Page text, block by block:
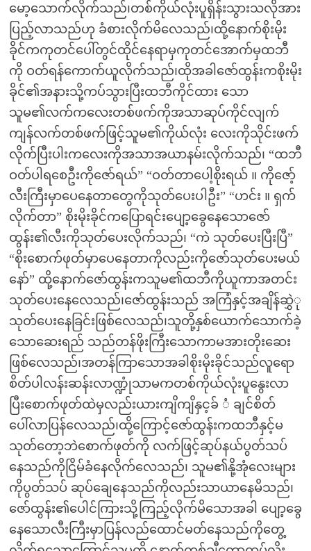
မော့သောက်လိုက်သည်၊တစ်ကိုယ်လုံးပူရှိန်းသွားသလိုအား
ပြည့်လာသည်ဟု ခံစားလိုက်မိလေသည်၊ထို့နောက်စိုးမိုး
ခိုင်ကကုတင်ပေါ်တွင်ထိုင်နေရာမှကုတင်အောက်မှထဘီ
ကို ဝတ်ရန်ကောက်ယူလိုက်သည်၊ထိုအခါဇော်ထွန်းကစိုးမိုး
ခိုင်၏အနားသို့ကပ်သွားပြီးထဘီကိုင်ထား သော
သူမ၏လက်ကလေးတစ်ဖက်ကိုအသာဆုပ်ကိုင်လျက်
ကျန်လက်တစ်ဖက်ဖြင့်သူမ၏ကိုယ်လုံး လေးကိုသိုင်းဖက်
လိုက်ပြီးပါးကလေးကိုအသာအယာနမ်းလိုက်သည်၊ “ထဘီ
ဝတ်ပါရစေဦးကိုဇော်ရယ်” “ဝတ်တာပေါ့စိုးရယ် ။ ကိုဇော့်
လီးကြီးမှာပေနေတာတွေကိုသုတ်ပေးပါဦး” “ဟင်း ။ ရှက်
လိုက်တာ” စိုးမိုးခိုင်ကပြောရင်းပျော့ခွေနေသောဇော်
ထွန်း၏လီးကိုသုတ်ပေးလိုက်သည်၊ “ကဲ သုတ်ပေးပြီးပြီ”
“စိုးစောက်ဖုတ်မှာပေနေတာကိုလည်းကိုဇော်သုတ်ပေးမယ်
နော်” ထို့နောက်ဇော်ထွန်းကသူမ၏ထဘီကိုယူကာအတင်း
သုတ်ပေးနေလေသည်၊ဇော်ထွန်းသည် အကြံနှင့်အချိန်ဆွှဲု
သုတ်ပေးနေခြင်းဖြစ်လေသည်၊သူတို့နှစ်ယောက်သောက်ခဲ့
သောဆေးရည် သည်တန်ဖိုးကြီးသောကာမအားတိုးဆေး
ဖြစ်လေသည်၊အတန်ကြာသောအခါစိုးမိုးခိုင်သည်လူရော
စိတ်ပါလန်းဆန်းလာဏ္ဍုံသာမကတစ်ကိုယ်လုံးပူနွေးလာ
ပြီးစောက်ဖုတ်ထဲမှလည်းယားကျိကျိနှင့ခ် ံ ချင်စိတ်
ပေါ်လာပြန်လေသည်၊ထို့ကြောင့်ဇော်ထွန်းကထဘီနှင့်မ
သုတ်တော့ဘဲစောက်ဖုတ်ကို လက်ဖြင့်ဆုပ်နယ်ပွတ်သပ်
နေသည်ကိုငြိမ်ခံနေလိုက်လေသည်၊ သူမ၏နို့အုံလေးများ
ကိုပွတ်သပ် ဆုပ်ချေနေသည်ကိုလည်းသာယာနေမိသည်၊
ဇော်ထွန်း၏ပေါင်ကြားသို့ကြည့်လိုက်မိသောအခါ ပျော့ခွေ
နေသောလီးကြီးမှာပြန်လည်ထောင်မတ်နေသည်ကိုတွေ့